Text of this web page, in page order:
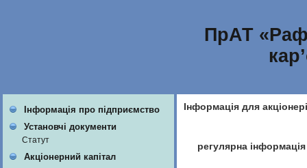
ПрАТ
Інформація про підприємство
Установчі документи
Статут
Акціонерний капітал
Інформація для
регулярна інформація